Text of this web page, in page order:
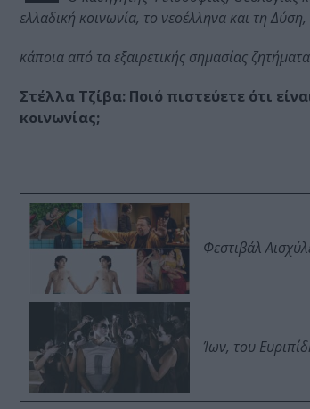
ελλαδική κοινωνία, το νεοέλληνα και τη
κάποια από τα εξαιρετικής σημασίας
Στέλλα Τζίβα: Ποιό πιστεύετε ότι
κοινωνίας;
Φεστιβάλ
Ίων, του